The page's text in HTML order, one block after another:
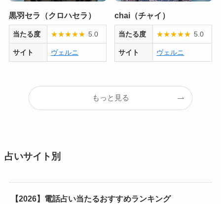
黒羽セラ（クロハセラ）
当たる度 ★★★★★ 5.0
サイト ヴェルニ
chai（チャイ）
当たる度 ★★★★★ 5.0
サイト ヴェルニ
もっと見る
占いサイト別
【2026】電話占い当たるおすすめランキング